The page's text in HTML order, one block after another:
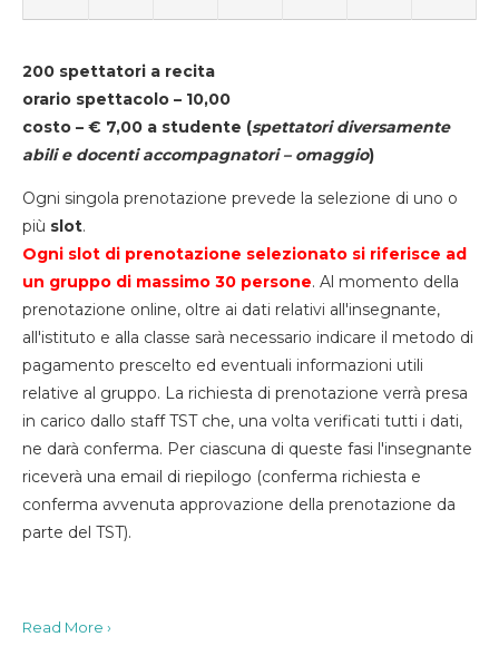
200 spettatori a recita
orario spettacolo – 10,00
costo – € 7,00 a studente (spettatori diversamente
abili e docenti accompagnatori – omaggio)
Ogni singola prenotazione prevede la selezione di uno o
più slot.
Ogni slot di prenotazione selezionato si riferisce ad
un gruppo di massimo 30 persone. Al momento della
prenotazione online, oltre ai dati relativi all'insegnante,
all'istituto e alla classe sarà necessario indicare il metodo di
pagamento prescelto ed eventuali informazioni utili
relative al gruppo. La richiesta di prenotazione verrà presa
in carico dallo staff TST che, una volta verificati tutti i dati,
ne darà conferma. Per ciascuna di queste fasi l'insegnante
riceverà una email di riepilogo (conferma richiesta e
conferma avvenuta approvazione della prenotazione da
parte del TST).
Read More ›